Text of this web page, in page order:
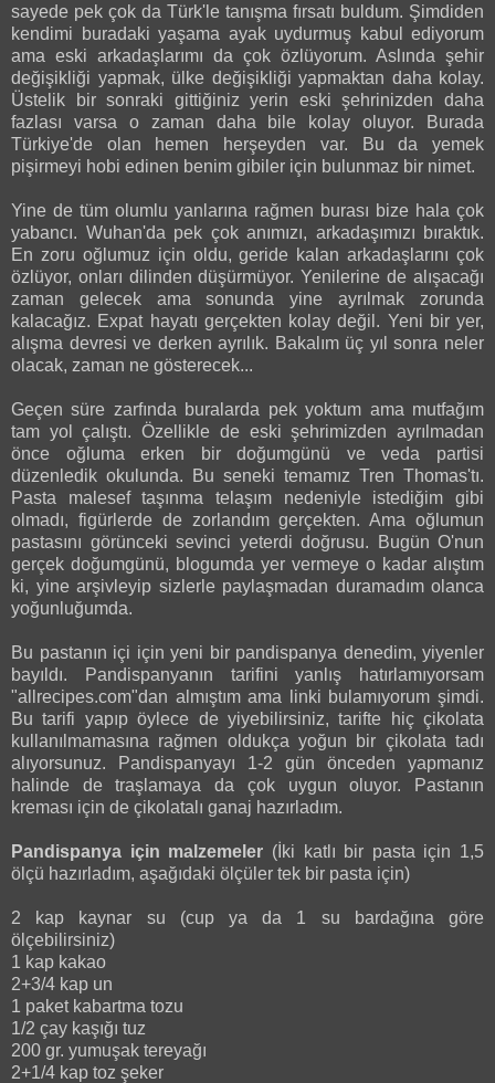
sayede pek çok da Türk'le tanışma fırsatı buldum. Şimdiden
kendimi buradaki yaşama ayak uydurmuş kabul ediyorum
ama eski arkadaşlarımı da çok özlüyorum. Aslında şehir
değişikliği yapmak, ülke değişikliği yapmaktan daha kolay.
Üstelik bir sonraki gittiğiniz yerin eski şehrinizden daha
fazlası varsa o zaman daha bile kolay oluyor. Burada
Türkiye'de olan hemen herşeyden var. Bu da yemek
pişirmeyi hobi edinen benim gibiler için bulunmaz bir nimet.
Yine de tüm olumlu yanlarına rağmen burası bize hala çok
yabancı. Wuhan'da pek çok anımızı, arkadaşımızı bıraktık.
En zoru oğlumuz için oldu, geride kalan arkadaşlarını çok
özlüyor, onları dilinden düşürmüyor. Yenilerine de alışacağı
zaman gelecek ama sonunda yine ayrılmak zorunda
kalacağız. Expat hayatı gerçekten kolay değil. Yeni bir yer,
alışma devresi ve derken ayrılık. Bakalım üç yıl sonra neler
olacak, zaman ne gösterecek...
Geçen süre zarfında buralarda pek yoktum ama mutfağım
tam yol çalıştı. Özellikle de eski şehrimizden ayrılmadan
önce oğluma erken bir doğumgünü ve veda partisi
düzenledik okulunda. Bu seneki temamız Tren Thomas'tı.
Pasta malesef taşınma telaşım nedeniyle istediğim gibi
olmadı, figürlerde de zorlandım gerçekten. Ama oğlumun
pastasını görünceki sevinci yeterdi doğrusu. Bugün O'nun
gerçek doğumgünü, blogumda yer vermeye o kadar alıştım
ki, yine arşivleyip sizlerle paylaşmadan duramadım olanca
yoğunluğumda.
Bu pastanın içi için yeni bir pandispanya denedim, yiyenler
bayıldı. Pandispanyanın tarifini yanlış hatırlamıyorsam
"allrecipes.com"dan almıştım ama linki bulamıyorum şimdi.
Bu tarifi yapıp öylece de yiyebilirsiniz, tarifte hiç çikolata
kullanılmamasına rağmen oldukça yoğun bir çikolata tadı
alıyorsunuz. Pandispanyayı 1-2 gün önceden yapmanız
halinde de traşlamaya da çok uygun oluyor. Pastanın
kreması için de çikolatalı ganaj hazırladım.
Pandispanya için malzemeler (İki katlı bir pasta için 1,5
ölçü hazırladım, aşağıdaki ölçüler tek bir pasta için)
2 kap kaynar su (cup ya da 1 su bardağına göre
ölçebilirsiniz)
1 kap kakao
2+3/4 kap un
1 paket kabartma tozu
1/2 çay kaşığı tuz
200 gr. yumuşak tereyağı
2+1/4 kap toz şeker